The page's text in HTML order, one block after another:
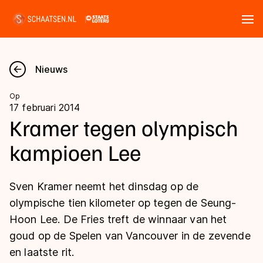
Nieuws
Kalender
Disciplines
Langebaan
Shorttrack
Inlineskaten
Uitslagen
Langebaan
Shorttrack
Marathon
Tijden & historie
Ranglijsten Langebaan
Nieuws
Op
17 februari 2014
Kramer tegen olympisch
kampioen Lee
Sven Kramer neemt het dinsdag op de
olympische tien kilometer op tegen de Seung-
Hoon Lee. De Fries treft de winnaar van het
goud op de Spelen van Vancouver in de zevende
en laatste rit.